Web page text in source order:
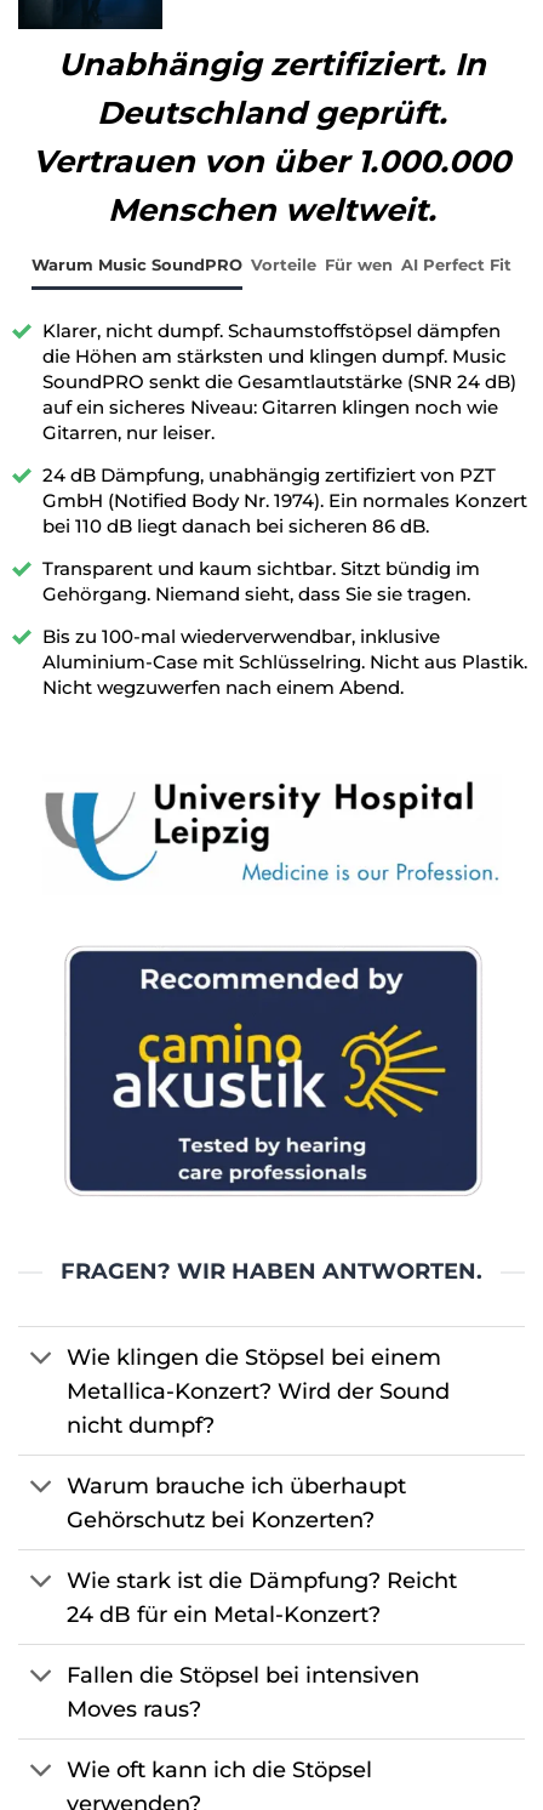
Unabhängig zertifiziert. In
Deutschland geprüft.
Vertrauen von über 1.000.000
Menschen weltweit.
Warum Music SoundPRO Vorteile Für wen AI Perfect Fit
Klarer, nicht dumpf. Schaumstoffstöpsel dämpfen
die Höhen am stärksten und klingen dumpf. Music
SoundPRO senkt die Gesamtlautstärke (SNR 24 dB)
auf ein sicheres Niveau: Gitarren klingen noch wie
Gitarren, nur leiser.
24 dB Dämpfung, unabhängig zertifiziert von PZT
GmbH (Notified Body Nr. 1974). Ein normales Konzert
bei 110 dB liegt danach bei sicheren 86 dB.
Transparent und kaum sichtbar. Sitzt bündig im
Gehörgang. Niemand sieht, dass Sie sie tragen.
Bis zu 100-mal wiederverwendbar, inklusive
Aluminium-Case mit Schlüsselring. Nicht aus Plastik.
Nicht wegzuwerfen nach einem Abend.
FRAGEN? WIR HABEN ANTWORTEN.
Wie klingen die Stöpsel bei einem
Metallica-Konzert? Wird der Sound
nicht dumpf?
Warum brauche ich überhaupt
Gehörschutz bei Konzerten?
Wie stark ist die Dämpfung? Reicht
24 dB für ein Metal-Konzert?
Fallen die Stöpsel bei intensiven
Moves raus?
Wie oft kann ich die Stöpsel
verwenden?